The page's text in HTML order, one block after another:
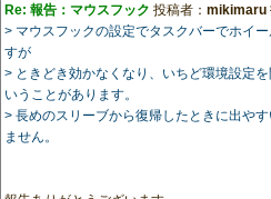
Re: 報告：マウスフック 投稿者： mikimaru
> マウスフックの設定でタスクバーでホイ
すが
> ときどき効かなくなり、いちど環境設定
いうことがあります。
> 長めのスリーブから復帰したときに出や
ません。